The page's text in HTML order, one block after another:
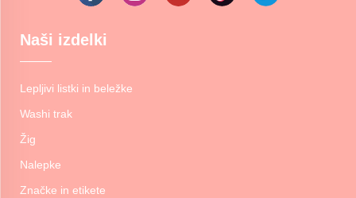
Naši izdelki
Lepljivi listki in beležke
Washi trak
Žig
Nalepke
Značke in etikete